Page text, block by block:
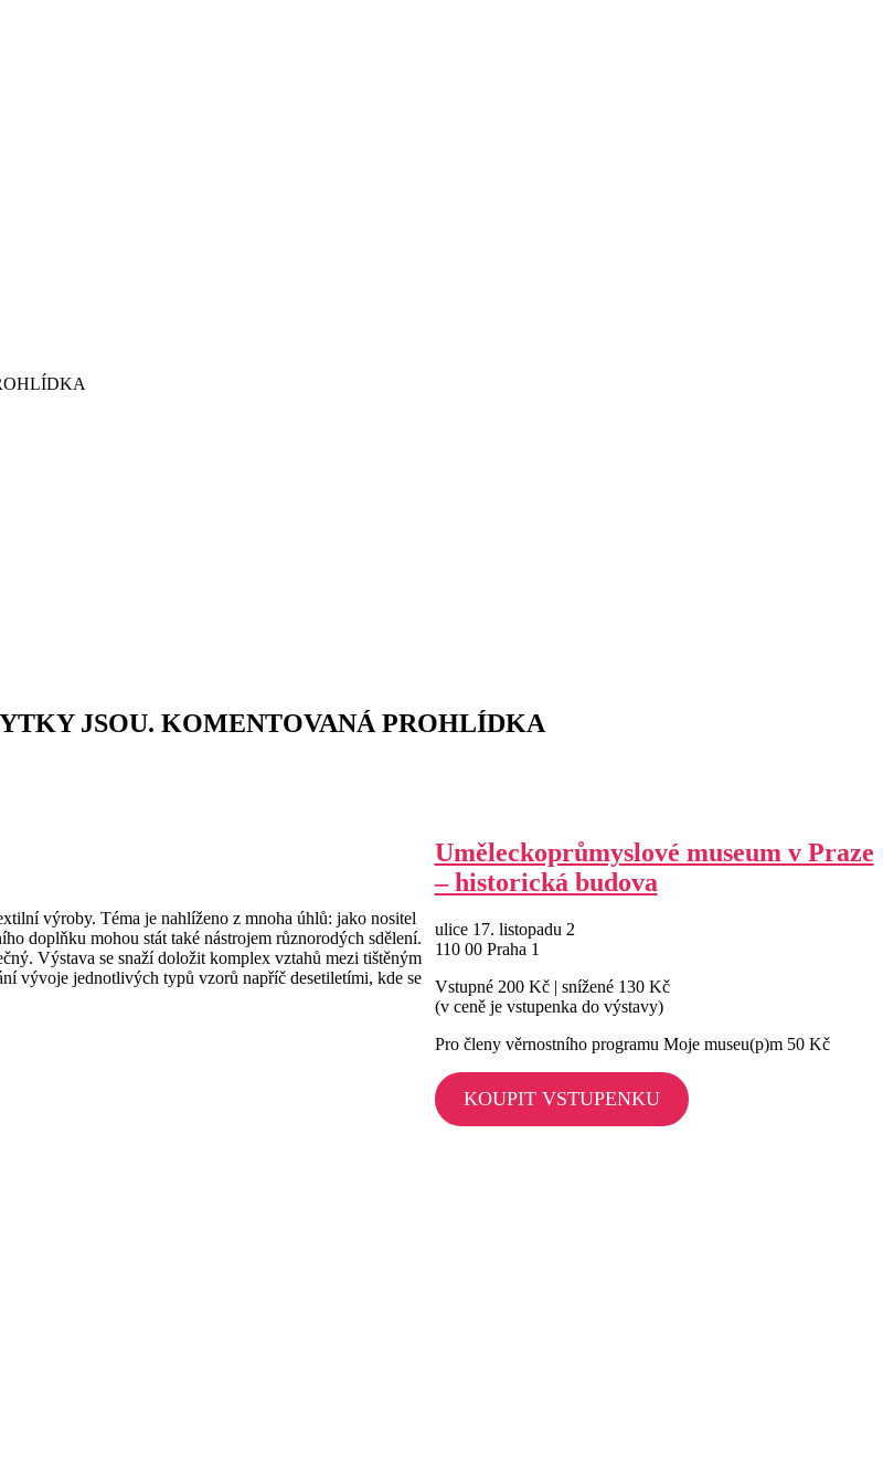
JSOU. KOMENTOVANÁ PROHLÍDKA
výroby. Téma je nahlíženo z mnoha úhlů: jako nositel
doplňku mohou stát také nástrojem různorodých sdělení.
Výstava se snaží doložit komplex vztahů mezi tištěným
vývoje jednotlivých typů vzorů napříč desetiletími, kde se
Uměleckoprůmyslové museum v Praze
– historická budova
ulice 17. listopadu 2
110 00 Praha 1
Vstupné 200 Kč | snížené 130 Kč
(v ceně je vstupenka do výstavy)
Pro členy věrnostního programu Moje museu(p)m 50 Kč
KOUPIT VSTUPENKU